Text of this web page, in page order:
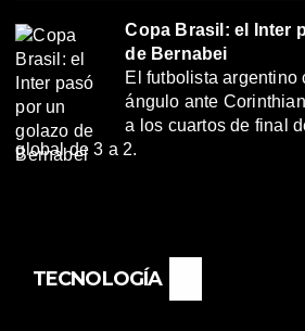
Copa Brasil: el Inter
de Bernabei
El futbolista argentino
ángulo ante
a los cuartos de final
global de 3 a 2.
TECNOLOGÍA